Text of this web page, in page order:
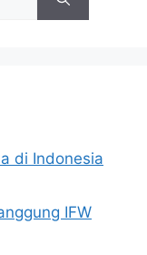
di Indonesia
IFW